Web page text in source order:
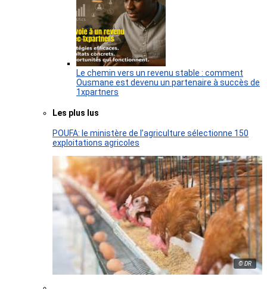
Le chemin vers un revenu stable : comment
Ousmane est devenu un partenaire à succès de
1xpartners
Les plus lus
POUFA: le ministère de l’agriculture sélectionne 150
exploitations agricoles
© DR